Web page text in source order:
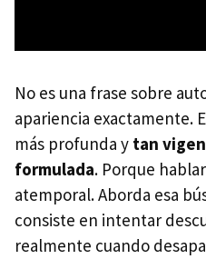
No es una frase sobre
apariencia exactamente.
más profunda y tan
formulada. Porque
atemporal. Aborda esa
consiste en intentar
realmente cuando